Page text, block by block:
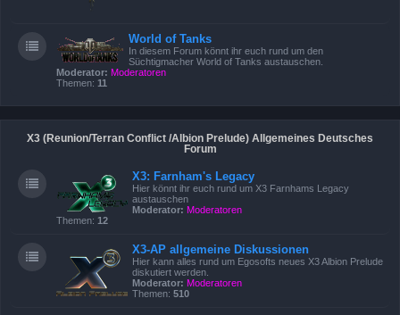
World of Tanks
In diesem Forum könnt ihr euch rund um den
Süchtigmacher World of Tanks austauschen.
Moderator: Moderatoren
Themen: 11
X3 (Reunion/Terran Conflict /Albion Prelude) Allgemeines Deutsches
Forum
X3: Farnham's Legacy
Hier könnt ihr euch rund um X3 Farnhams Legacy
austauschen
Moderator: Moderatoren
Themen: 12
X3-AP allgemeine Diskussionen
Hier kann alles rund um Egosofts neues X3 Albion Prelude
diskutiert werden.
Moderator: Moderatoren
Themen: 510